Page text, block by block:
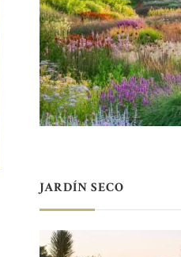
JARDÍN SECO